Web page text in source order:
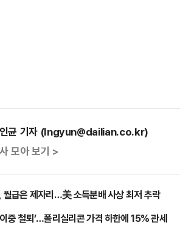
균 기자 (Ingyun@dailian.co.kr)
모아 보기 >
월급은 제자리…美 소득분배 사상 최저 추락
중 철퇴’…폴리실리콘 가격 하한에 15% 관세